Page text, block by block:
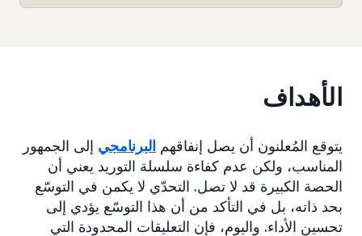
الأهداف
يتوقع المُعلنون أن يصل إنفاقهم البرنامجي إلى الجمهور
المناسب، ولكن عدم كفاءة سلسلة التوريد يعني أن
الحصة الكبيرة قد لا تصل. التحدّي لا يكمن في التوسّع
بحد ذاته، بل في التأكد من أن هذا التوسّع يؤدي إلى
تحسين الأداء. واليوم، فإن التعليقات المحدودة التي